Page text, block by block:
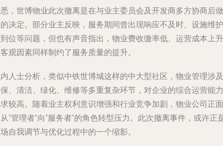
，世博物业此次撤离是在与业主委员会及开发商多方协商后做
决定。部分业主反映，服务期间曾出现响应不及时、设施维护
位等问题，但也有声音指出，物业费收缴率低、运营成本上升
观因素同样制约了服务质量的提升。
人士分析，类似中铁世博城这样的中大型社区，物业管理涉及
、清洁、绿化、维修等多重复杂环节，对企业的综合运营能力
较高。随着业主权利意识增强和行业竞争加剧，物业公司正面
“管理者”向“服务者”的角色转型压力。此次撤离事件，或许正
自我调节与优化过程中的一个缩影。